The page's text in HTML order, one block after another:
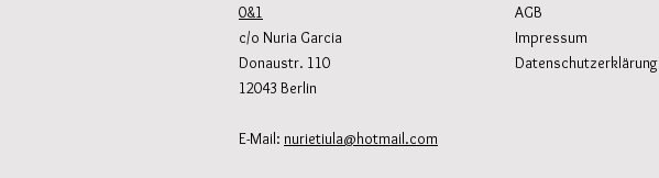
0&1
c/o Nuria Garcia
Donaustr. 110
12043 Berlin
E-Mail: nurietiula@hotmail.com
AGB
Impressum
Datenschutzerklärung